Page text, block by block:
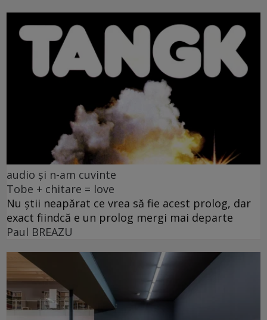
audio și n-am cuvinte
Tobe + chitare = love
Nu știi neapărat ce vrea să fie acest prolog, dar
exact fiindcă e un prolog mergi mai departe
Paul BREAZU